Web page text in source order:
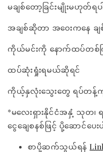
မချစ်တော့ခြင်းမျိုးမဟုတ်ရပ
အချစ်ဆိုတာ အဝေးကနေ ခ
ကိုယ်မင်းကို နောက်ထပ်တစ်က
ထပ်ဆုံးရှုံးရမယ်ဆိုရင်
ကိုယ့်နှလုံးသွေးတွေ ရပ်တန့်
*မလေးရှားနိုင်ငံအနှံ့ သုတ၊
ငွေချေစနစ်ဖြင့် ပို့ဆောင်ပေ
စာပို့ဆက်သွယ်ရန်